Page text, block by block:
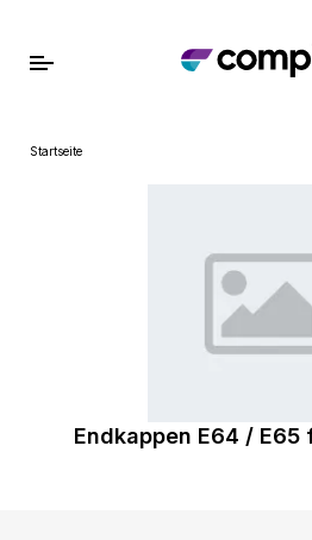
Startseite
Endkappen E64 / E65